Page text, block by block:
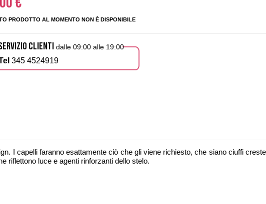
PRODOTTO AL MOMENTO NON È DISPONIBILE
CLIENTI dalle 09:00 alle 19:00
345 4524919
I capelli faranno esattamente ciò che gli viene richiesto, che siano ciuffi creste
riflettono luce e agenti rinforzanti dello stelo.